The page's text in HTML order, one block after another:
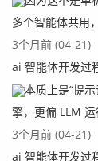
多个智能体共用
3个月前 (04-21)
ai 智能体开发过
本质上是“提
擎，更偏 LLM
3个月前 (04-21)
ai 智能体开发过